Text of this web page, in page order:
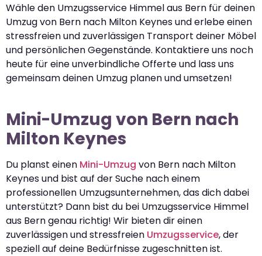
Wähle den Umzugsservice Himmel aus Bern für deinen
Umzug von Bern nach Milton Keynes und erlebe einen
stressfreien und zuverlässigen Transport deiner Möbel
und persönlichen Gegenstände. Kontaktiere uns noch
heute für eine unverbindliche Offerte und lass uns
gemeinsam deinen Umzug planen und umsetzen!
Mini-Umzug von Bern nach
Milton Keynes
Du planst einen Mini-Umzug von Bern nach Milton
Keynes und bist auf der Suche nach einem
professionellen Umzugsunternehmen, das dich dabei
unterstützt? Dann bist du bei Umzugsservice Himmel
aus Bern genau richtig! Wir bieten dir einen
zuverlässigen und stressfreien Umzugsservice, der
speziell auf deine Bedürfnisse zugeschnitten ist.